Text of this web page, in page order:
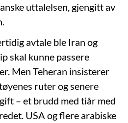
uttalelsen, gjengitt av
avtale ble Iran og
skal kunne passere
Men Teheran insisterer
ruter og senere
– et brudd med tiår med
USA og flere arabiske